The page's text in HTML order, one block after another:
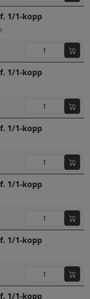
1/1-kopp
1/1-kopp
1/1-kopp
1/1-kopp
1/1-kopp
1/1-kopp